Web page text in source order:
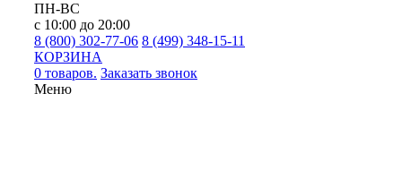
ПН-ВС
с 10:00 до 20:00
8 (800) 302-77-06 8 (499) 348-15-11
КОРЗИНА
0 товаров. Заказать звонок
Меню